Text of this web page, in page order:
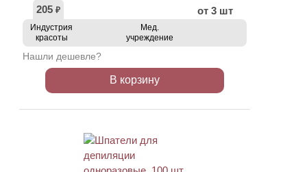
205 ₽ от 3 шт
Индустрия
красоты
Мед.
учреждение
Нашли дешевле?
В корзину